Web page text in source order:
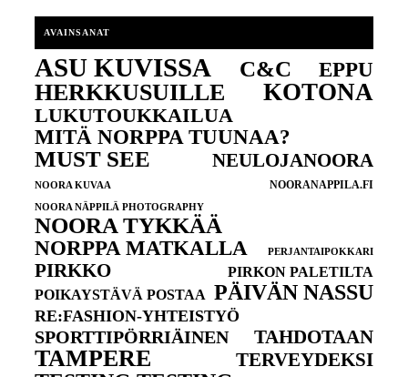
AVAINSANAT
ASU KUVISSA C&C EPPU
HERKKUSUILLE KOTONA
LUKUTOUKKAILUA
MITÄ NORPPA TUUNAA?
MUST SEE NEULOJANOORA
NOORA KUVAA NOORANAPPILA.FI
NOORA NÄPPILÄ PHOTOGRAPHY
NOORA TYKKÄÄ
NORPPA MATKALLA PERJANTAIPOKKARI
PIRKKO
PIRKON PALETILTA
POIKAYSTÄVÄ POSTAA PÄIVÄN NASSU
RE:FASHION-YHTEISTYÖ
SPORTTIPÖRRIÄINEN TAHDOTAAN
TAMPERE TERVEYDEKSI